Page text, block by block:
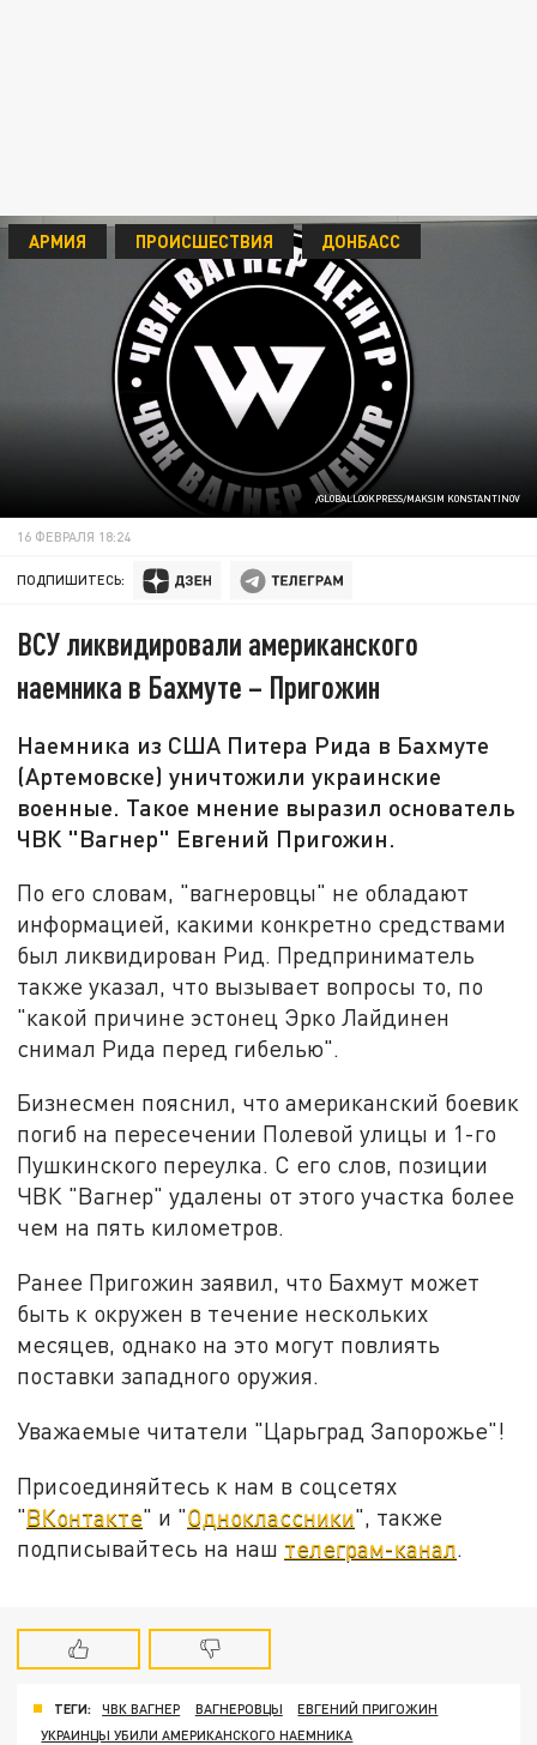
/GLOBALLOOKPRESS/MAKSIM KONSTANTINOV
АРМИЯ ПРОИСШЕСТВИЯ ДОНБАСС
16 ФЕВРАЛЯ 18:24
ПОДПИШИТЕСЬ:
ВСУ ликвидировали американского
наемника в Бахмуте – Пригожин
Наемника из США Питера Рида в Бахмуте
(Артемовске) уничтожили украинские
военные. Такое мнение выразил основатель
ЧВК "Вагнер" Евгений Пригожин.
По его словам, "вагнеровцы" не обладают
информацией, какими конкретно средствами
был ликвидирован Рид. Предприниматель
также указал, что вызывает вопросы то, по
"какой причине эстонец Эрко Лайдинен
снимал Рида перед гибелью".
Бизнесмен пояснил, что американский боевик
погиб на пересечении Полевой улицы и 1-го
Пушкинского переулка. С его слов, позиции
ЧВК "Вагнер" удалены от этого участка более
чем на пять километров.
Ранее Пригожин заявил, что Бахмут может
быть к окружен в течение нескольких
месяцев, однако на это могут повлиять
поставки западного оружия.
Уважаемые читатели "Царьград Запорожье"!
Присоединяйтесь к нам в соцсетях
"ВКонтакте" и "Одноклассники", также
подписывайтесь на наш телеграм-канал
ТЕГИ: ЧВК ВАГНЕР ВАГНЕРОВЦЫ
ЕВГЕНИЙ ПРИГОЖИН
УКРАИНЦЫ УБИЛИ АМЕРИКАНСКОГО НАЕМНИКА